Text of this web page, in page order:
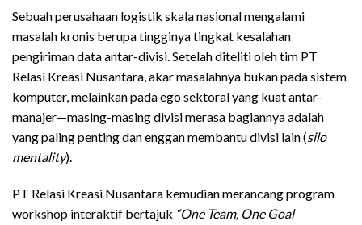
Sebuah perusahaan logistik skala nasional mengalami
masalah kronis berupa tingginya tingkat kesalahan
pengiriman data antar-divisi. Setelah diteliti oleh tim PT
Relasi Kreasi Nusantara, akar masalahnya bukan pada sistem
komputer, melainkan pada ego sektoral yang kuat antar-
manajer—masing-masing divisi merasa bagiannya adalah
yang paling penting dan enggan membantu divisi lain (silo
mentality).
PT Relasi Kreasi Nusantara kemudian merancang program
workshop interaktif bertajuk “One Team, One Goal